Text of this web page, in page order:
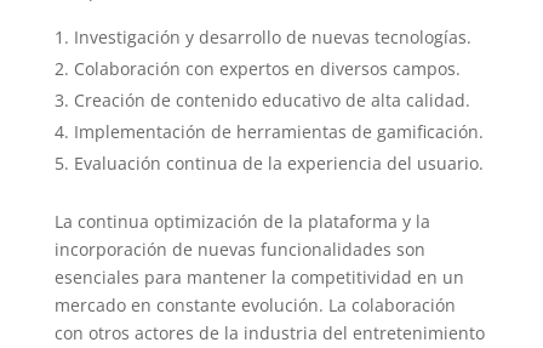
Investigación y desarrollo de nuevas tecnologías.
Colaboración con expertos en diversos campos.
Creación de contenido educativo de alta calidad.
Implementación de herramientas de gamificación.
Evaluación continua de la experiencia del usuario.
La continua optimización de la plataforma y la
incorporación de nuevas funcionalidades son
esenciales para mantener la competitividad en un
mercado en constante evolución. La colaboración
con otros actores de la industria del entretenimiento